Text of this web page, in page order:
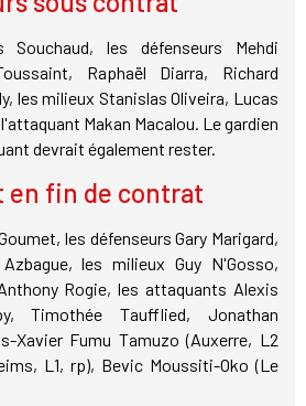
les défenseurs Mehdi
Raphaël Diarra, Richard
les milieux Stanislas Oliveira, Lucas
Makan Macalou. Le gardien
devrait également rester.
en fin de contrat
les défenseurs Gary Marigard,
les milieux Guy N'Gosso,
Rogie, les attaquants Alexis
Timothée Taufflied, Jonathan
Xavier Fumu Tamuzo (Auxerre, L2
L1, rp), Bevic Moussiti-Oko (Le